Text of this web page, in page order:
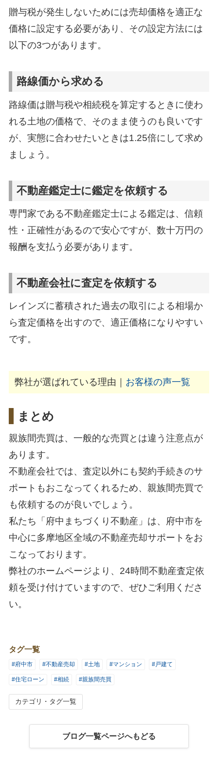
贈与税が発生しないためには売却価格を適正な
価格に設定する必要があり、その設定方法には
以下の3つがあります。
路線価から求める
路線価は贈与税や相続税を算定するときに使わ
れる土地の価格で、そのまま使うのも良いです
が、実態に合わせたいときは1.25倍にして求め
ましょう。
不動産鑑定士に鑑定を依頼する
専門家である不動産鑑定士による鑑定は、信頼
性・正確性があるので安心ですが、数十万円の
報酬を支払う必要があります。
不動産会社に査定を依頼する
レインズに蓄積された過去の取引による相場か
ら査定価格を出すので、適正価格になりやすい
です。
弊社が選ばれている理由｜ お客様の声一覧
まとめ
親族間売買は、一般的な売買とは違う注意点が
あります。
不動産会社では、査定以外にも契約手続きのサ
ポートもおこなってくれるため、親族間売買で
も依頼するのが良いでしょう。
私たち「府中まちづくり不動産」は、府中市を
中心に多摩地区全域の不動産売却サポートをお
こなっております。
弊社のホームページより、24時間不動産査定依
頼を受け付けていますので、ぜひご利用くださ
い。
タグ一覧
#府中市 #不動産売却 #土地 #マンション #戸建て
#住宅ローン #相続 #親族間売買
カテゴリ・タグ一覧
ブログ一覧ページへもどる